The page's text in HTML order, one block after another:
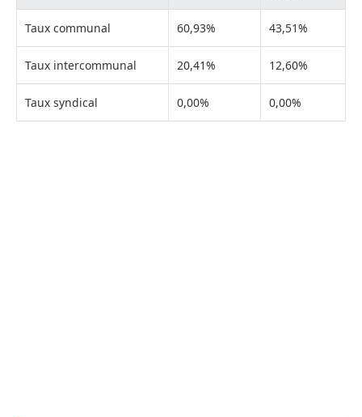
Taux communal 60,93% 43,51%
Taux intercommunal 20,41% 12,60%
Taux syndical 0,00% 0,00%